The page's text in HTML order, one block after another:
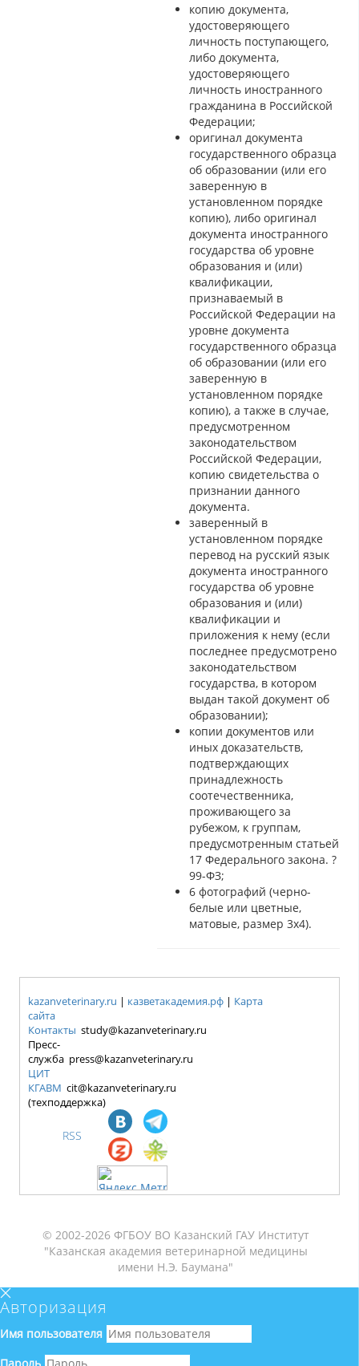
копию документа,
удостоверяющего
личность поступающего,
либо документа,
удостоверяющего
личность иностранного
гражданина в Российской
Федерации;
оригинал документа
государственного образца
об образовании (или его
заверенную в
установленном порядке
копию), либо оригинал
документа иностранного
государства об уровне
образования и (или)
квалификации,
признаваемый в
Российской Федерации на
уровне документа
государственного образца
об образовании (или его
заверенную в
установленном порядке
копию), а также в случае,
предусмотренном
законодательством
Российской Федерации,
копию свидетельства о
признании данного
документа.
заверенный в
установленном порядке
перевод на русский язык
документа иностранного
государства об уровне
образования и (или)
квалификации и
приложения к нему (если
последнее предусмотрено
законодательством
государства, в котором
выдан такой документ об
образовании);
копии документов или
иных доказательств,
подтверждающих
принадлежность
соотечественника,
проживающего за
рубежом, к группам,
предусмотренным статьей
17 Федерального закона. ?
99-ФЗ;
6 фотографий (черно-
белые или цветные,
матовые, размер 3х4).
kazanveterinary.ru | казветакадемия.рф | Карта
сайта
Контакты study@kazanveterinary.ru
Пресс-
служба press@kazanveterinary.ru
ЦИТ
КГАВМ cit@kazanveterinary.ru
(техподдержка)
RSS
© 2002-2026 ФГБОУ ВО Казанский ГАУ Институт
"Казанская академия ветеринарной медицины
имени Н.Э. Баумана"
Авторизация
Имя пользователя